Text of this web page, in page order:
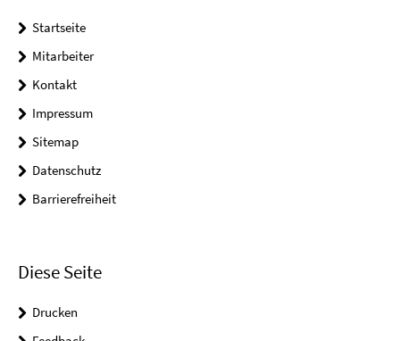
Startseite
Mitarbeiter
Kontakt
Impressum
Sitemap
Datenschutz
Barrierefreiheit
Diese Seite
Drucken